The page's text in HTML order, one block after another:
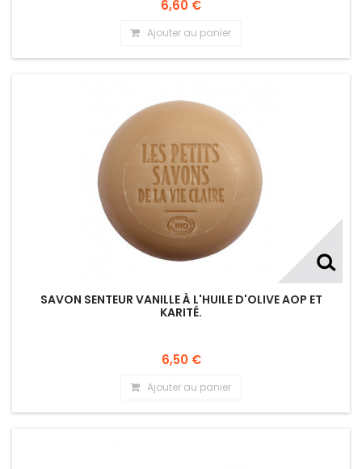
6,60 €
Ajouter au panier
SAVON SENTEUR VANILLE À L'HUILE D'OLIVE AOP ET
KARITÉ.
6,50 €
Ajouter au panier